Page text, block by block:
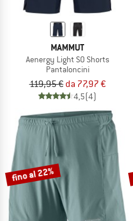
MAMMUT
Aenergy Light SO Shorts
Pantaloncini
119,95 € da 77,97 €
4,5(4)
fino al 22%